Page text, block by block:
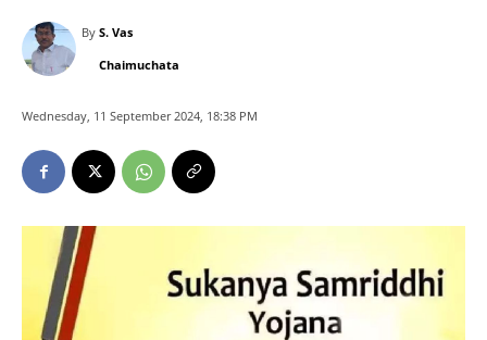
By S. Vas
Chaimuchata
Wednesday, 11 September 2024, 18:38 PM